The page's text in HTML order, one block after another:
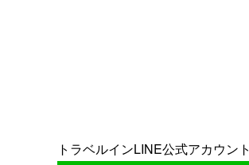
トラベルインLINE公式アカウント